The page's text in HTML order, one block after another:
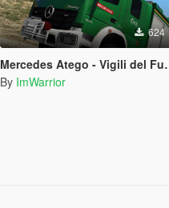
624
Mercedes Atego - Vigili del Fuoco 115 ex Forestale (Paintjob | FiveM)
By ImWarrior